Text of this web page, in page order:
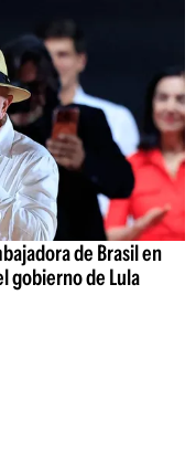
de Brasil en
gobierno de Lula